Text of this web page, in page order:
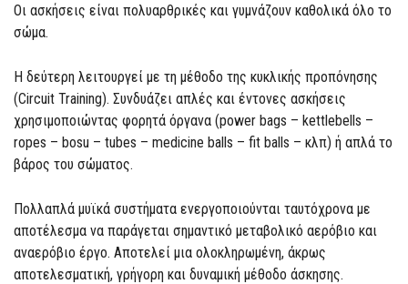
Οι ασκήσεις είναι πολυαρθρικές και γυμνάζουν καθολικά όλο το
σώμα.
Η δεύτερη λειτουργεί με τη μέθοδο της κυκλικής προπόνησης
(Circuit Training). Συνδυάζει απλές και έντονες ασκήσεις
χρησιμοποιώντας φορητά όργανα (power bags – kettlebells –
ropes – bosu – tubes – medicine balls – fit balls – κλπ) ή απλά το
βάρος του σώματος.
Πολλαπλά μυϊκά συστήματα ενεργοποιούνται ταυτόχρονα με
αποτέλεσμα να παράγεται σημαντικό μεταβολικό αερόβιο και
αναερόβιο έργο. Αποτελεί μια ολοκληρωμένη, άκρως
αποτελεσματική, γρήγορη και δυναμική μέθοδο άσκησης.